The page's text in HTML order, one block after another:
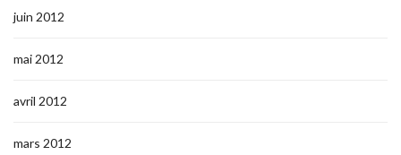
juin 2012
mai 2012
avril 2012
mars 2012